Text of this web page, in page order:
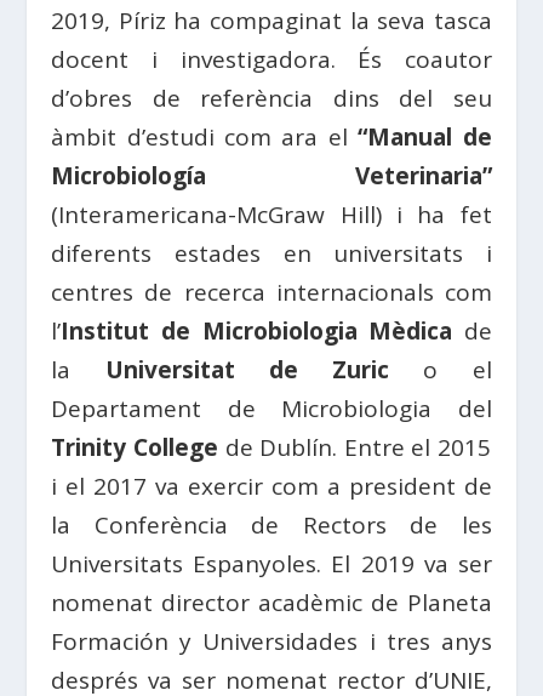
2019, Píriz ha compaginat la seva tasca
docent i investigadora. És coautor
d’obres de referència dins del seu
àmbit d’estudi com ara el“Manual de
Microbiología Veterinaria”
(Interamericana-McGraw Hill) i ha fet
diferents estades en universitats i
centres de recerca internacionals com
l’Institut de Microbiologia Mèdica de
la Universitat de Zuric o el
Departament de Microbiologia del
Trinity College de Dublín. Entre el 2015
i el 2017 va exercir com a president de
la Conferència de Rectors de les
Universitats Espanyoles. El 2019 va ser
nomenat director acadèmic de Planeta
Formación y Universidades i tres anys
després va ser nomenat rector d’UNIE,